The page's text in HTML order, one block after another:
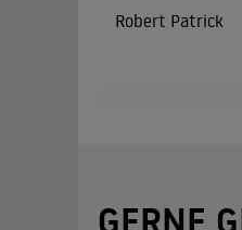
Robert Patrick